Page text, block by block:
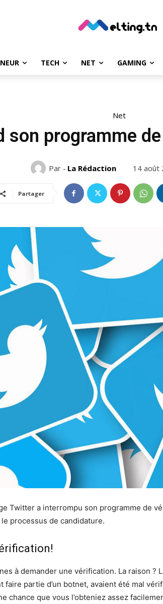
TECH NET GAMING
Net
son programme
Par - La Rédaction 14 août
Partager
Twitter a interrompu son programme de
processus de candidature.
à demander une vérification. La raison ?
partie d’un botnet, avaient été mal
chance que vous l’obteniez assez